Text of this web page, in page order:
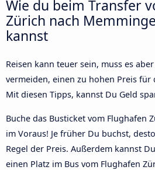
Wie du beim Transfer
Zürich nach
kannst
Reisen kann teuer sein, muss es
vermeiden, einen zu hohen Preis für
Mit diesen Tipps, kannst Du Geld
Buche das Busticket vom Flughafen
im Voraus! Je früher Du buchst,
Regel der Preis. Außerdem kannst
einen Platz im Bus vom Flughafen